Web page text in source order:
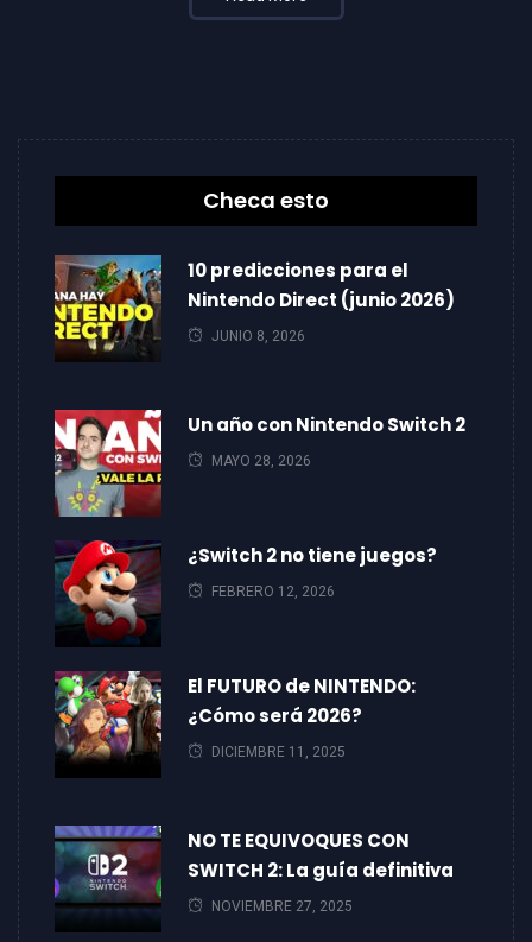
Checa esto
10 predicciones para el
Nintendo Direct (junio 2026)
JUNIO 8, 2026
Un año con Nintendo Switch 2
MAYO 28, 2026
¿Switch 2 no tiene juegos?
FEBRERO 12, 2026
El FUTURO de NINTENDO:
¿Cómo será 2026?
DICIEMBRE 11, 2025
NO TE EQUIVOQUES CON
SWITCH 2: La guía definitiva
NOVIEMBRE 27, 2025